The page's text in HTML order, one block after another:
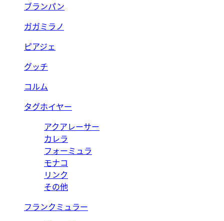
ブランパン
ガガミラノ
ピアジェ
グッチ
コルム
タグホイヤー
アクアレーサー
カレラ
フォーミュラ
モナコ
リンク
その他
フランクミュラー